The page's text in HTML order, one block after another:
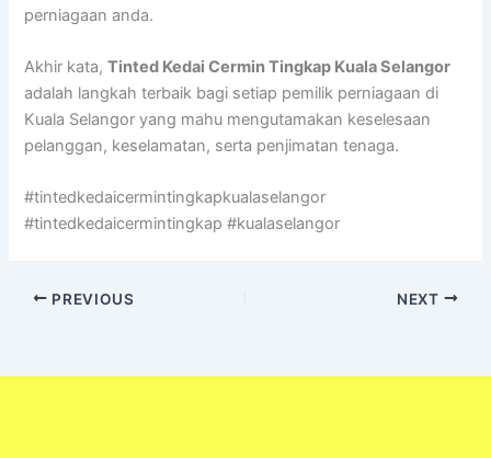
perniagaan anda.
Akhir kata,Tinted Kedai Cermin Tingkap Kuala Selangor
adalah langkah terbaik bagi setiap pemilik perniagaan di
Kuala Selangor yang mahu mengutamakan keselesaan
pelanggan, keselamatan, serta penjimatan tenaga.
#tintedkedaicermintingkapkualaselangor
#tintedkedaicermintingkap #kualaselangor
PREVIOUS NEXT